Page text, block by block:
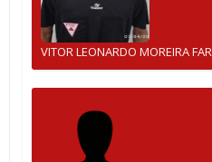
VITOR LEONARDO MOREIRA